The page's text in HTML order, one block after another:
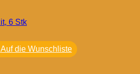
Auf die Wunschliste